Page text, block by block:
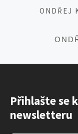
ONDŘEJ
Přihlašte se
newsletteru